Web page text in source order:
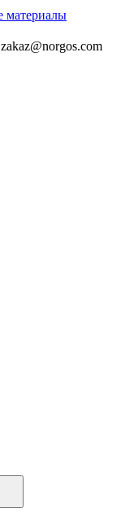
zakaz@norgos.com